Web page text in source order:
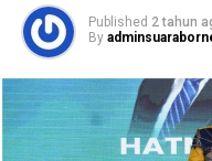
Published 2 tahun
By